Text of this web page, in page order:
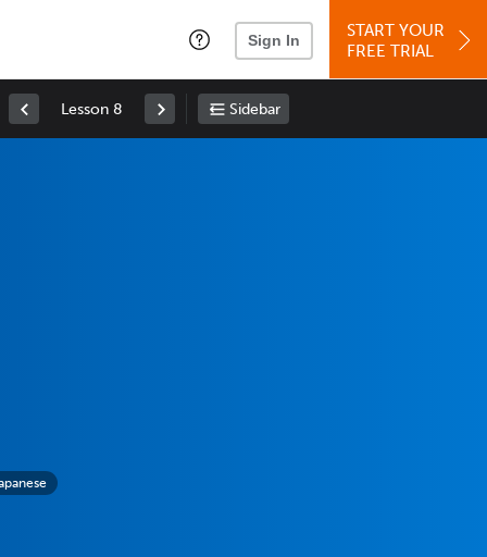
Sign In
START YOUR
FREE TRIAL
Lesson 8 Sidebar